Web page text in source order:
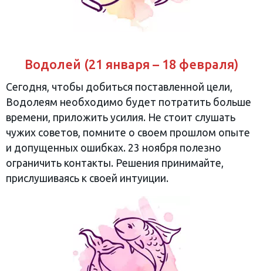
Водолей (21 января – 18 февраля)
Сегодня, чтобы добиться поставленной цели,
Водолеям необходимо будет потратить больше
времени, приложить усилия. Не стоит слушать
чужих советов, помните о своем прошлом опыте
и допущенных ошибках. 23 ноября полезно
ограничить контакты. Решения принимайте,
прислушиваясь к своей интуиции.